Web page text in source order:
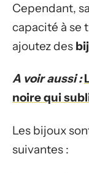
Cependant,
capacité à se
ajoutez des
A voir aussi :
noire qui
Les bijoux
suivantes :